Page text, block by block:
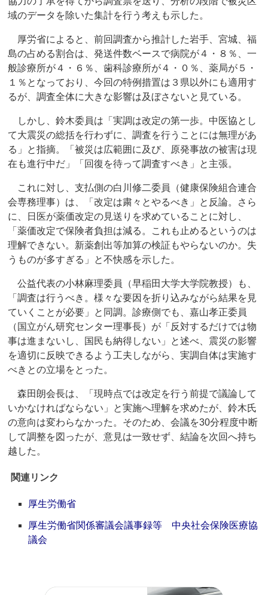
域のデータを除いた集計を行う考えも示した。
厚労省によると、前回調査から推計した岩手、宮城、福
島の占める割合は、発送件数ベースで病院が４・８％、一
般診療所が４・６％、歯科診療所が４・０％、薬局が５・
１％となっており、今回の特例措置は３県以外にも適用す
るが、調査全体に大きな影響は及ぼさないと見ている。
しかし、鈴木委員は「実調は改定の第一歩。中医協とし
て大震災の総括を行わずに、調査を行うことには無理があ
る」と指摘。「被災は広範囲に及び、原発事故の被害は現
在も進行中だ」「回復を待って調査すべき」と主張。
これに対し、支払側の白川修二委員（健康保険組合連合
会専務理事）は、「改定は粛々とやるべき」と反論。さら
に、日医が薬価改定の見送りを求めていることに対し、
「薬価改定で保険者負担は減る。これも止めるというのは
理解できない。新薬創出等加算の検証もやらないのか。失
うものが多すぎる」と不快感を示した。
公益代表の小林麻理委員（早稲田大学大学院教授）も、
「調査は行うべき。様々な要因を折り込みながら結果を見
ていくことが必要」と同調。診療側でも、嘉山孝正委員
（国立がん研究センター理事長）が「反対するだけでは物
事は進まないし、国民も納得しない」と述べ、震災の影響
を適切に反映できるよう工夫しながら、実調自体は実施す
べきとの立場をとった。
森田朗会長は、「現時点では改定を行う前提で議論して
いかなければならない」と実施へ理解を求めたが、鈴木氏
の意向は変わらなかった。そのため、会議を30分程度中断
して調整を図ったが、意見は一致せず、結論を次回へ持ち
越した。
関連リンク
厚生労働省
厚生労働省関係審議会議事録等 中央社会保険医療協
議会